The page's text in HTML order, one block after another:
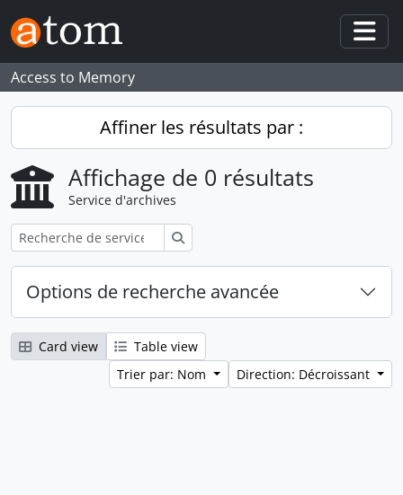
Skip to main content
Access to Memory
Affiner les résultats par :
Affichage de 0 résultats
Service d'archives
Options de recherche avancée
Card view
Table view
Trier par: Nom
Direction: Décroissant